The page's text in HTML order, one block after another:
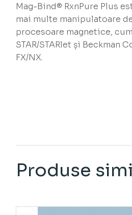
Mag-Bind® RxnPure Plus
mai multe manipulatoare
procesoare magnetice,
STAR/STARlet și Beckman
FX/NX.
Produse